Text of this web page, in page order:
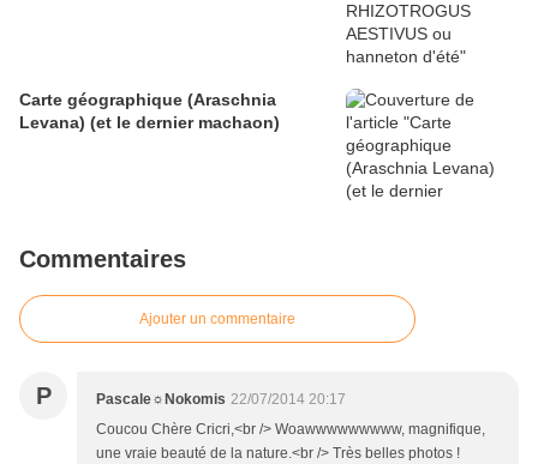
Carte géographique (Araschnia
Levana) (et le dernier machaon)
Commentaires
Ajouter un commentaire
P Pascale☼Nokomis 22/07/2014 20:17
Coucou Chère Cricri,<br /> Woawwwwwwwww, magnifique,
une vraie beauté de la nature.<br /> Très belles photos !